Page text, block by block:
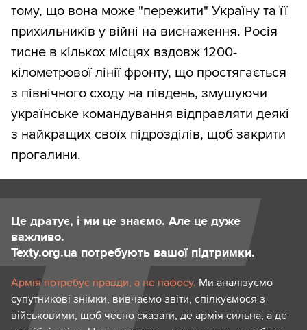
тому, що вона може "пережити" Україну та її
прихильників у війні на виснаження. Росія
тисне в кількох місцях вздовж 1200-
кілометрової лінії фронту, що простягається
з північного сходу на південь, змушуючи
українське командування відправляти деякі
з найкращих своїх підрозділів, щоб закрити
прогалини.
Це дратує, і ми це знаємо. Але це дуже
важливо.
Texty.org.ua потребують вашої підтримки.
Армія потребує правди, а не пафосу. Ми аналізуємо
супутникові знімки, вивчаємо звіти, спілкуємося з
військовими, щоб чесно сказати, де армія сильна, а де